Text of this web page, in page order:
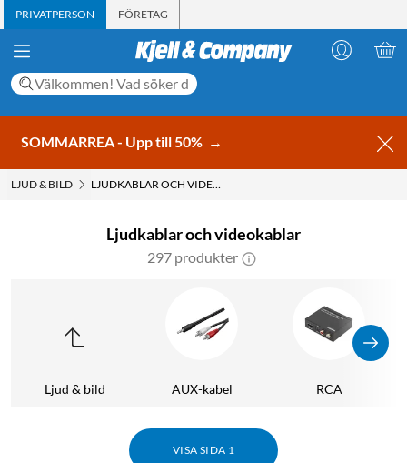
PRIVATPERSON FÖRETAG
SOMMARREA - Upp till 50% →
LJUD & BILD LJUDKABLAR OCH VIDEOKABLAR
Ljudkablar och videokablar
297 produkter
Ljud & bild AUX-kabel RCA
VISA SIDA 1